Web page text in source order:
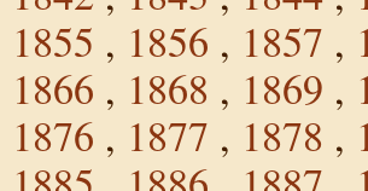
1855 , 1856 , 1857 ,
1866 , 1868 , 1869 ,
1876 , 1877 , 1878 ,